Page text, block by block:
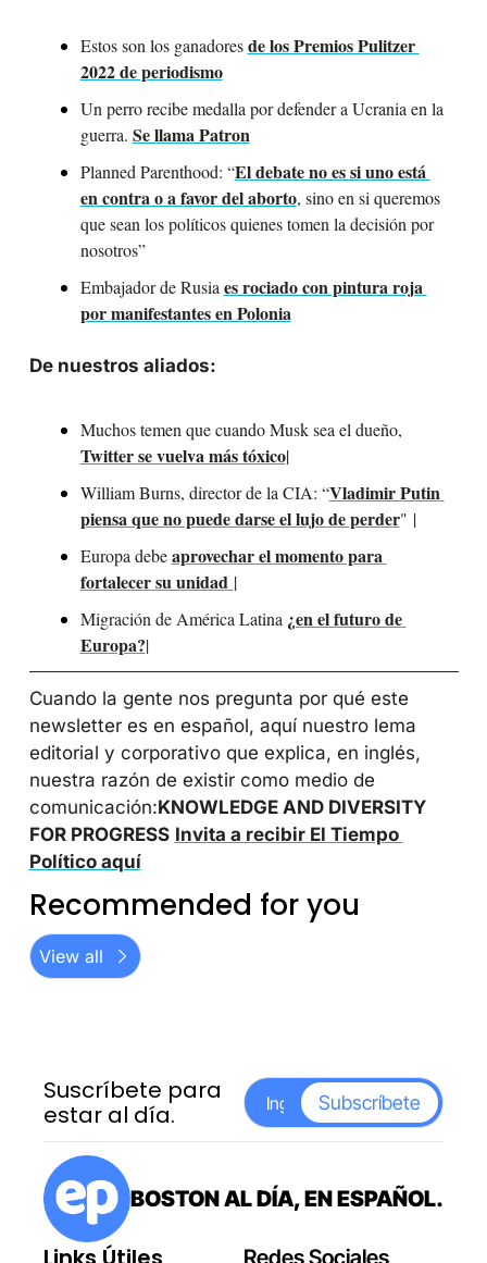
Estos son los ganadores de los Premios Pulitzer
2022 de periodismo
Un perro recibe medalla por defender a Ucrania en la
guerra. Se llama Patron
Planned Parenthood: “El debate no es si uno está
en contra o a favor del aborto, sino en si queremos
que sean los políticos quienes tomen la decisión por
nosotros”
Embajador de Rusia es rociado con pintura roja
por manifestantes en Polonia
De nuestros aliados:
Twitter se vuelva más tóxico|
William Burns, director de la CIA: “Vladimir Putin
piensa que no puede darse el lujo de perder" |
Europa debe aprovechar el momento para
fortalecer su unidad |
Migración de América Latina ¿en el futuro de
Europa?|
Cuando la gente nos pregunta por qué este
newsletter es en español, aquí nuestro lema
editorial y corporativo que explica, en inglés,
nuestra razón de existir como medio de
comunicación:KNOWLEDGE AND DIVERSITY
FOR PROGRESS Invita a recibir El Tiempo
Político aquí
Recommended for you
View all
Suscríbete para
estar al día.
Subscríbete
BOSTON AL DÍA, EN ESPAÑOL.
Redes Sociales